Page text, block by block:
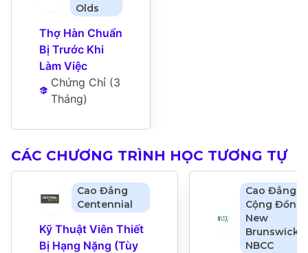
Olds
Thợ Hàn Chuẩn
Bị Trước Khi
Làm Việc
Chứng Chỉ (3
Tháng)
CÁC CHƯƠNG TRÌNH HỌC TƯƠNG TỰ
Cao Đẳng
Centennial
Kỹ Thuật Viên Thiết
Bị Hạng Nặng (Tùy
Cao Đẳng
Cộng Đồng
New
Brunswick -
NBCC